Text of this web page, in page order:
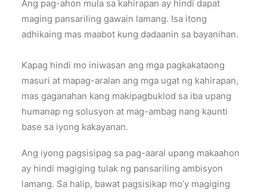
Ang pag-ahon mula sa kahirapan ay hindi dapat
maging pansariling gawain lamang. Isa itong
adhikaing mas maabot kung dadaanin sa bayanihan.
Kapag hindi mo iniwasan ang mga pagkakataong
masuri at mapag-aralan ang mga ugat ng kahirapan,
mas gaganahan kang makipagbuklod sa iba upang
humanap ng solusyon at mag-ambag nang kaunti
base sa iyong kakayanan.
Ang iyong pagsisipag sa pag-aaral upang makaahon
ay hindi magiging tulak ng pansariling ambisyon
lamang. Sa halip, bawat pagsisikap mo’y magiging